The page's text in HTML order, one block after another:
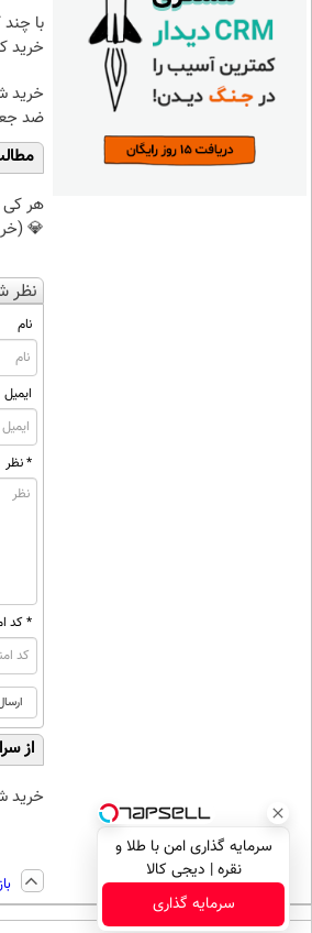
با
خرید
ضد
هر کی
💎
نظر
نام
ایمیل
* نظر
* کد
از
خرید شمش 1
سرمایه گذاری امن با طلا و
نقره | دیجی کالا
سرمایه گذاری